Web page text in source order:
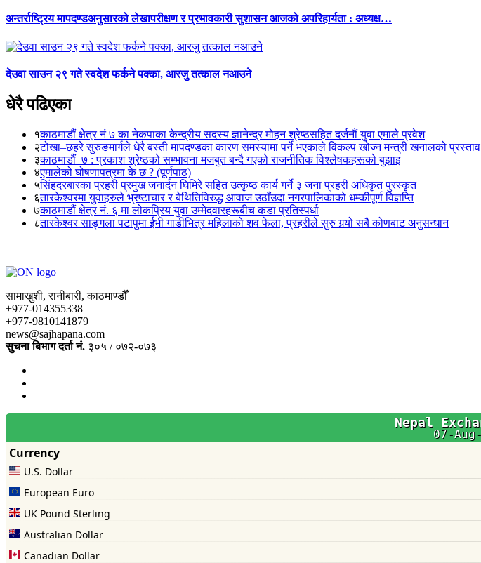
अन्तर्राष्ट्रिय मापदण्डअनुसारको लेखापरीक्षण र प्रभावकारी सुशासन आजको अपरिहार्यता : अध्यक्ष…
देउवा साउन २९ गते स्वदेश फर्कने पक्का, आरजु तत्काल नआउने
धेरै पढिएका
१काठमाडौं क्षेत्र नं ७ का नेकपाका केन्द्रीय सदस्य ज्ञानेन्द्र मोहन श्रेष्ठसहित दर्जनौं युवा एमाले प्रवेश
२टोखा–छहरे सुरुङमार्गले धेरै बस्ती मापदण्डका कारण समस्यामा पर्ने भएकाले विकल्प खोज्न मन्त्री खनालको प्रस्ताव
३काठमाडौं–७ : प्रकाश श्रेष्ठको सम्भावना मजबुत बन्दै गएको राजनीतिक विश्लेषकहरूको बुझाइ
४एमालेको घोषणापत्रमा के छ ? (पूर्णपाठ)
५सिंहदरबारका प्रहरी प्रमुख जनार्दन घिमिरे सहित उत्कृष्ठ कार्य गर्ने ३ जना प्रहरी अधिकृत पुरस्कृत
६तारकेश्वरमा युवाहरुले भ्रष्टाचार र बेथितिविरुद्ध आवाज उठाँउदा नगरपालिकाको धम्कीपूर्ण विज्ञप्ति
७काठमाडौं क्षेत्र नं. ६ मा लोकप्रिय युवा उम्मेदवारहरूबीच कडा प्रतिस्पर्धा
८तारकेश्वर साङ्गला पटापुमा ईभी गाडीभित्र महिलाको शव फेला, प्रहरीले सुरु गर्‍यो सबै कोणबाट अनुसन्धान
सामाखुशी, रानीबारी, काठमाण्डौँ
+977-014355338
+977-9810141879
news@sajhapana.com
सुचना बिभाग दर्ता नं. ३०५ / ०७२-०७३